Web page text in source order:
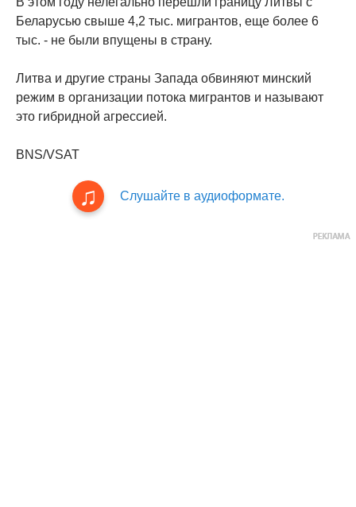
Беларусью свыше 4,2 тыс. мигрантов, еще более 6
тыс. - не были впущены в страну.
Литва и другие страны Запада обвиняют минский
режим в организации потока мигрантов и называют
это гибридной агрессией.
BNS/VSAT
Слушайте в аудиоформате.